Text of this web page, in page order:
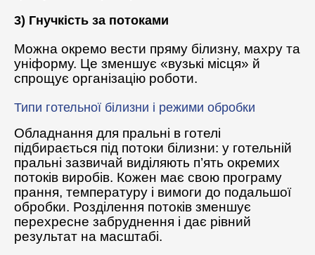
3) Гнучкість за потоками
Можна окремо вести пряму білизну, махру та
уніформу. Це зменшує «вузькі місця» й
спрощує організацію роботи.
Типи готельної білизни і режими обробки
Обладнання для пральні в готелі
підбирається під потоки білизни: у готельній
пральні зазвичай виділяють п’ять окремих
потоків виробів. Кожен має свою програму
прання, температуру і вимоги до подальшої
обробки. Розділення потоків зменшує
перехресне забруднення і дає рівний
результат на масштабі.